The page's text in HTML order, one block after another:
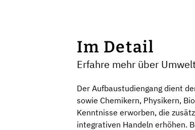
Im Detail
Erfahre mehr über
Der Aufbaustudiengang dient
sowie Chemikern, Physikern,
Kenntnisse erworben, die
integrativen Handeln erhöhen.